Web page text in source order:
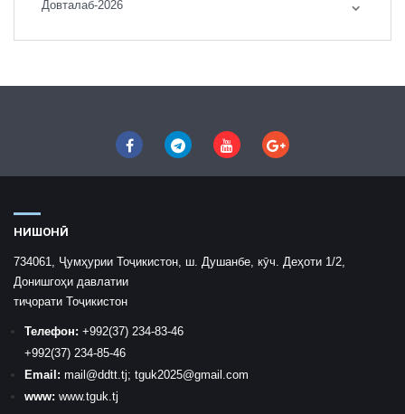
Довталаб-2026
НИШОНӢ
734061, Ҷумҳурии Тоҷикистон, ш. Душанбе, кӯч. Деҳоти 1/2,
Донишгоҳи давлатии
тиҷорати Тоҷикистон
Телефон: +992(37) 234-83-46
+992(37) 234-85-46
Email: mail @ddtt.tj; tguk2025@gmail.com
www: www.tguk.tj